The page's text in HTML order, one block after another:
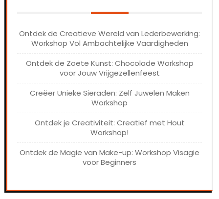
Ontdek de Creatieve Wereld van Lederbewerking:
Workshop Vol Ambachtelijke Vaardigheden
Ontdek de Zoete Kunst: Chocolade Workshop
voor Jouw Vrijgezellenfeest
Creëer Unieke Sieraden: Zelf Juwelen Maken
Workshop
Ontdek je Creativiteit: Creatief met Hout
Workshop!
Ontdek de Magie van Make-up: Workshop Visagie
voor Beginners